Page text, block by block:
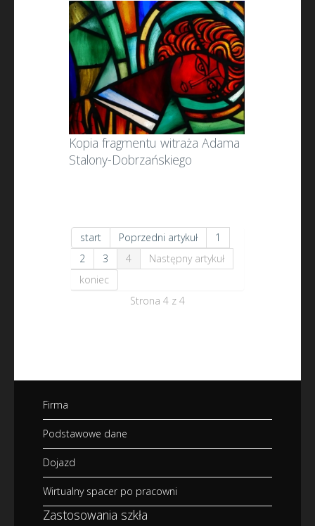
Kopia fragmentu witraża Adama
Stalony-Dobrzańskiego
start Poprzedni artykuł
1
2
3 4
Następny artykuł
koniec
Strona 4 z 4
Firma
Podstawowe dane
Dojazd
Wirtualny spacer po pracowni
Zastosowania szkła